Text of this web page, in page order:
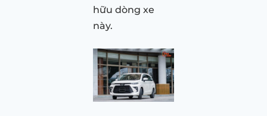
hữu dòng xe
này.